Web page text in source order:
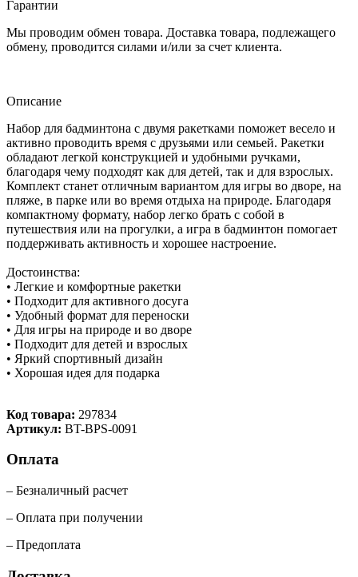
Гарантии
Мы проводим обмен товара. Доставка товара, подлежащего
обмену, проводится силами и/или за счет клиента.
Описание
Набор для бадминтона с двумя ракетками поможет весело и
активно проводить время с друзьями или семьей. Ракетки
обладают легкой конструкцией и удобными ручками,
благодаря чему подходят как для детей, так и для взрослых.
Комплект станет отличным вариантом для игры во дворе, на
пляже, в парке или во время отдыха на природе. Благодаря
компактному формату, набор легко брать с собой в
путешествия или на прогулки, а игра в бадминтон помогает
поддерживать активность и хорошее настроение.
Достоинства:
• Легкие и комфортные ракетки
• Подходит для активного досуга
• Удобный формат для переноски
• Для игры на природе и во дворе
• Подходит для детей и взрослых
• Яркий спортивный дизайн
• Хорошая идея для подарка
Код товара: 297834
Артикул: BT-BPS-0091
Оплата
– Безналичный расчет
– Оплата при получении
– Предоплата